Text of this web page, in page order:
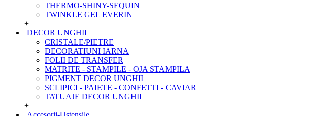
THERMO-SHINY-SEQUIN
TWINKLE GEL EVERIN
+
DECOR UNGHII
CRISTALE/PIETRE
DECORATIUNI IARNA
FOLII DE TRANSFER
MATRITE - STAMPILE - OJA STAMPILA
PIGMENT DECOR UNGHII
SCLIPICI - PAIETE - CONFETTI - CAVIAR
TATUAJE DECOR UNGHII
+